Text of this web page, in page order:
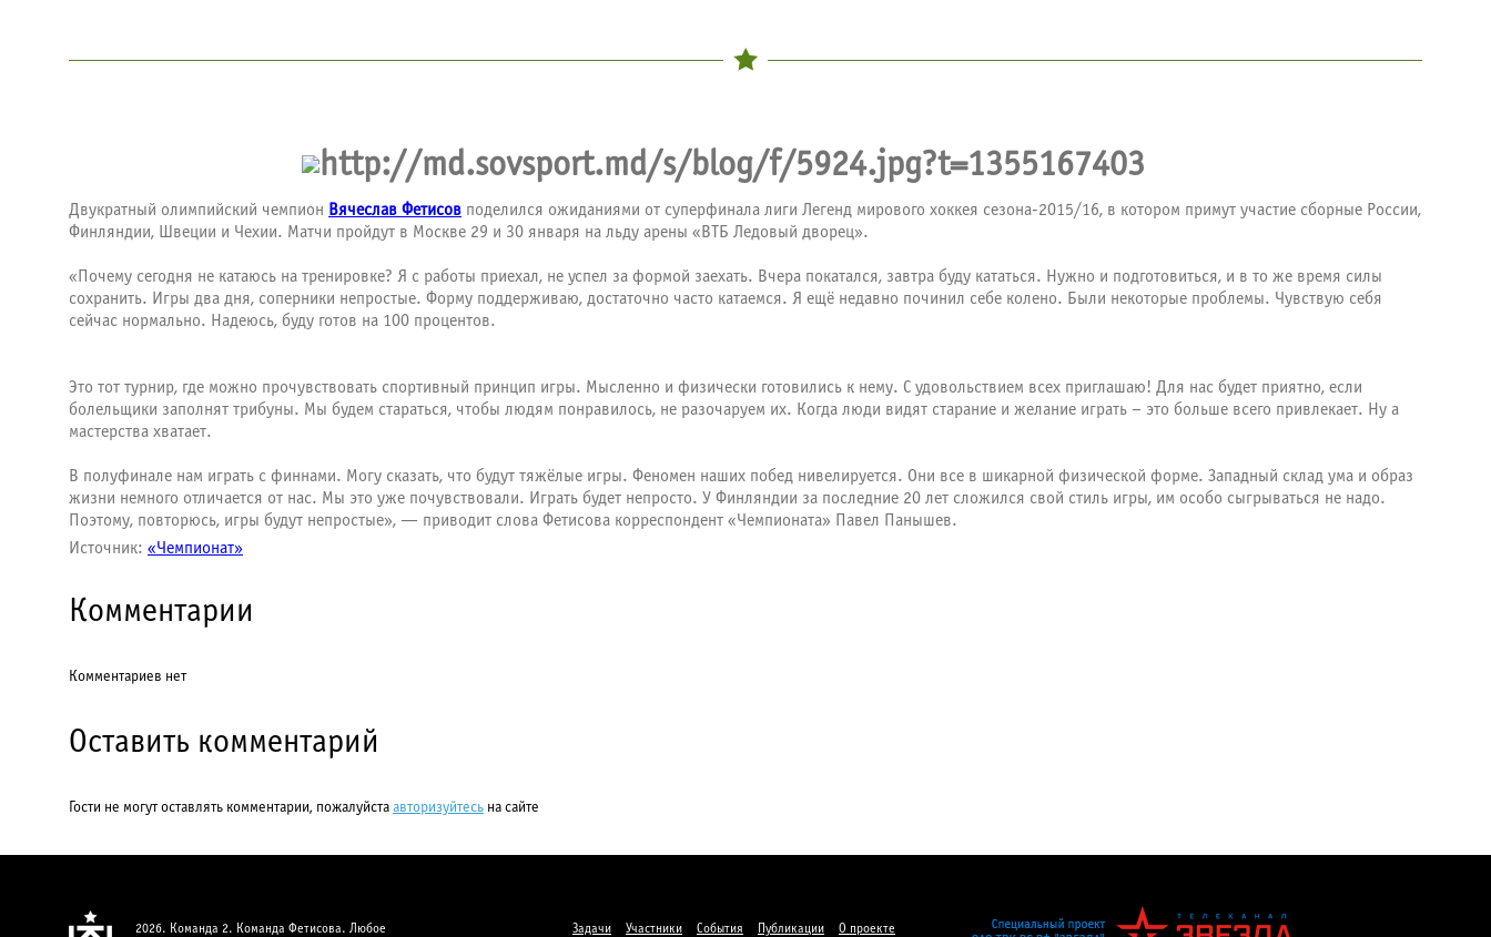
Двукратный олимпийский чемпион Вячеслав Фетисов поделился ожиданиями от суперфинала лиги Легенд мирового хоккея сезона-2015/16, в котором примут участие сборные России,
Финляндии, Швеции и Чехии. Матчи пройдут в Москве 29 и 30 января на льду арены «ВТБ Ледовый дворец».
«Почему сегодня не катаюсь на тренировке? Я с работы приехал, не успел за формой заехать. Вчера покатался, завтра буду кататься. Нужно и подготовиться, и в то же время силы
сохранить. Игры два дня, соперники непростые. Форму поддерживаю, достаточно часто катаемся. Я ещё недавно починил себе колено. Были некоторые проблемы. Чувствую себя
сейчас нормально. Надеюсь, буду готов на 100 процентов.
Это тот турнир, где можно прочувствовать спортивный принцип игры. Мысленно и физически готовились к нему. С удовольствием всех приглашаю! Для нас будет приятно, если
болельщики заполнят трибуны. Мы будем стараться, чтобы людям понравилось, не разочаруем их. Когда люди видят старание и желание играть – это больше всего привлекает. Ну а
мастерства хватает.
В полуфинале нам играть с финнами. Могу сказать, что будут тяжёлые игры. Феномен наших побед нивелируется. Они все в шикарной физической форме. Западный склад ума и образ
жизни немного отличается от нас. Мы это уже почувствовали. Играть будет непросто. У Финляндии за последние 20 лет сложился свой стиль игры, им особо сыгрываться не надо.
Поэтому, повторюсь, игры будут непростые», — приводит слова Фетисова корреспондент «Чемпионата» Павел Панышев.
Источник: «Чемпионат»
Комментарии
Комментариев нет
Оставить комментарий
Гости не могут оставлять комментарии, пожалуйста авторизуйтесь на сайте
2026. Команда 2. Команда Фетисова. Любое Задачи Участники События Публикации О проекте